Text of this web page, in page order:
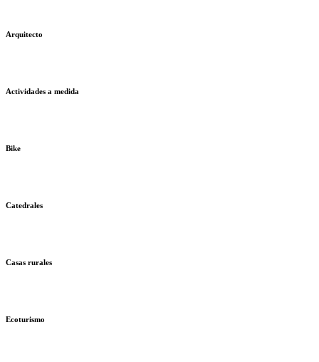
Arquitecto
Actividades a medida
Bike
Catedrales
Casas rurales
Ecoturismo